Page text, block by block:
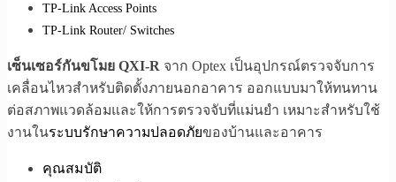
TP-Link Access Points
TP-Link Router/ Switches
เซ็นเซอร์กันขโมย QXI-R จาก Optex เป็นอุปกรณ์ตรวจจับการ
เคลื่อนไหวสำหรับติดตั้งภายนอกอาคาร ออกแบบมาให้ทนทาน
ต่อสภาพแวดล้อมและให้การตรวจจับที่แม่นยำ เหมาะสำหรับใช้
งานในระบบรักษาความปลอดภัยของบ้านและอาคาร
คุณสมบัติ